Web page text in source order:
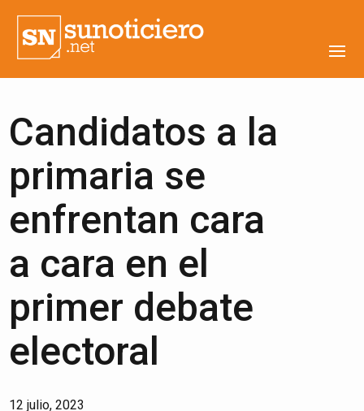
Candidatos a la
primaria se
enfrentan cara
a cara en el
primer debate
electoral
12 julio, 2023